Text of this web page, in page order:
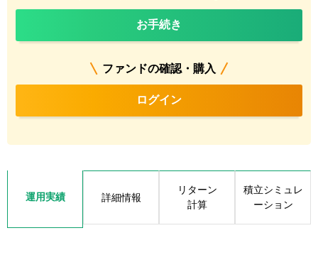
お手続き
ファンドの確認・購入
ログイン
運用実績 詳細情報
リターン
計算
積立シミュレ
ーション